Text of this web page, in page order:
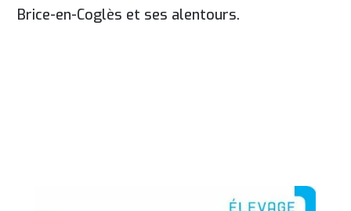
Brice-en-Coglès et ses alentours.